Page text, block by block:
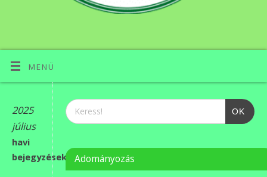
MENÜ
2025
július
havi
bejegyzések
OK
Adományozás